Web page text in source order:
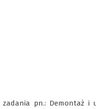
zadania pn.: Demontaż i